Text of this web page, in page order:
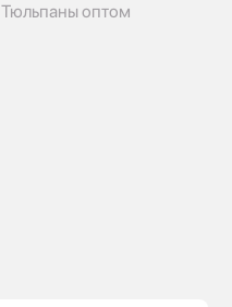
Тюльпаны оптом